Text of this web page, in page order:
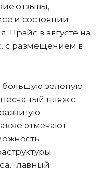
отзывы,
и состоянии
Прайс в августе на
с размещением в
большую зеленую
пляж с
отмечают
Главный